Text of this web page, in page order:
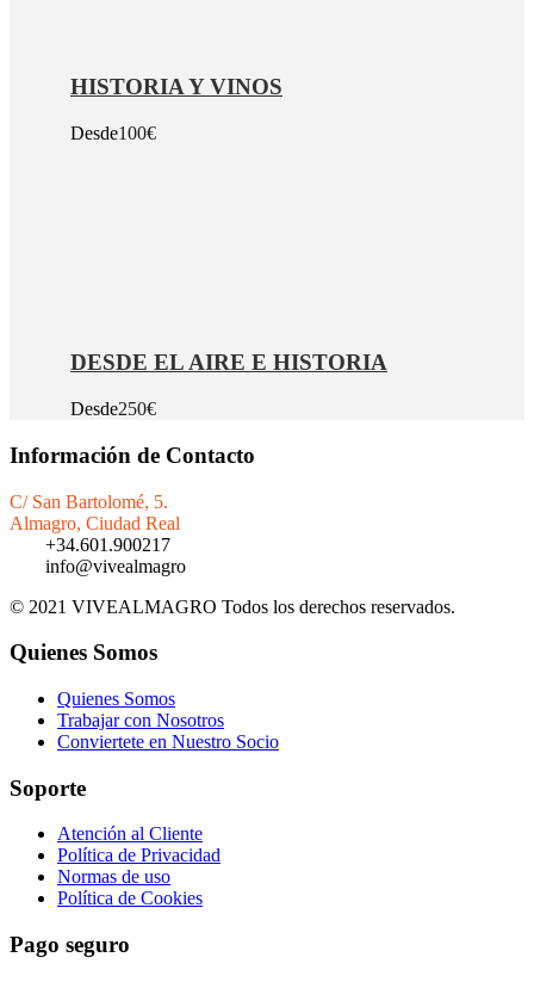
HISTORIA Y VINOS
Desde100€
DESDE EL AIRE E HISTORIA
Desde250€
Información de Contacto
C/ San Bartolomé, 5.
Almagro, Ciudad Real
+34.601.900217
info@vivealmagro
© 2021 VIVEALMAGRO Todos los derechos reservados.
Quienes Somos
Quienes Somos
Trabajar con Nosotros
Conviertete en Nuestro Socio
Soporte
Atención al Cliente
Política de Privacidad
Normas de uso
Política de Cookies
Pago seguro